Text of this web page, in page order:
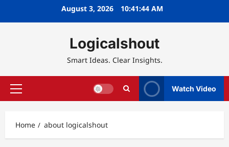
August 3, 2026 10:41:44 AM
Logicalshout
Smart Ideas. Clear Insights.
Primary
Watch Video
Home about logicalshout